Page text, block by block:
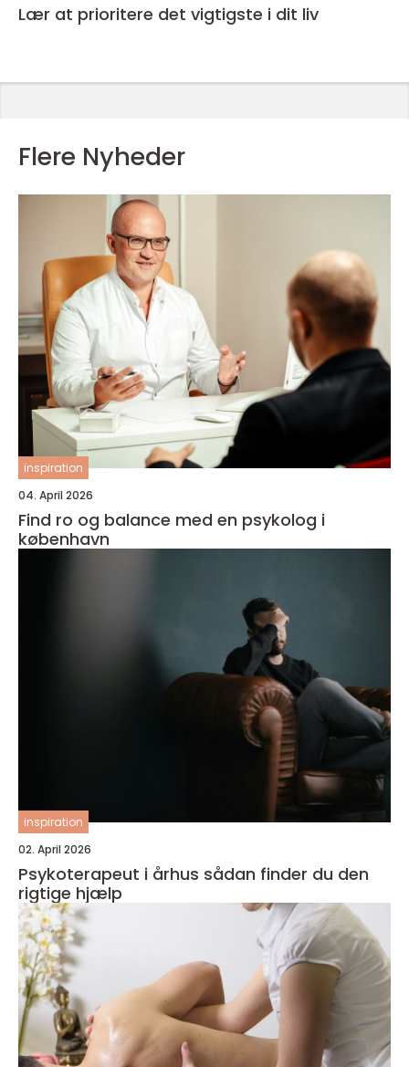
Lær at prioritere det vigtigste i dit liv
Flere Nyheder
inspiration
04. April 2026
Find ro og balance med en psykolog i
københavn
inspiration
02. April 2026
Psykoterapeut i århus sådan finder du den
rigtige hjælp